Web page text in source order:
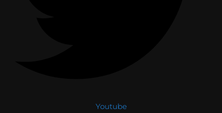
Youtube